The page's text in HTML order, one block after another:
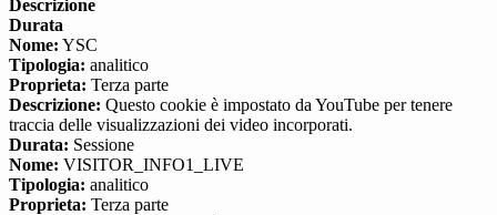
Descrizione
Durata
Nome: YSC
Tipologia: analitico
Proprieta: Terza parte
Descrizione: Questo cookie è impostato da YouTube per tenere
traccia delle visualizzazioni dei video incorporati.
Durata: Sessione
Nome: VISITOR_INFO1_LIVE
Tipologia: analitico
Proprieta: Terza parte